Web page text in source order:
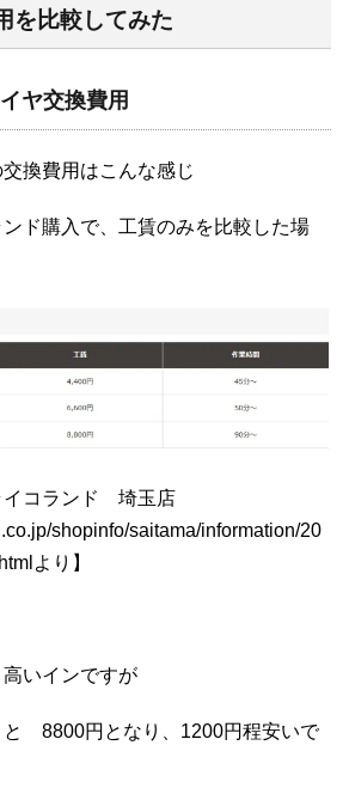
を比較してみた
ヤ交換費用
換費用はこんな感じ
ンド購入で、工賃のみを比較した場
イコランド 埼玉店
shopinfo/saitama/information/20
より】
いインですが
と 8800円となり、1200円程安いで